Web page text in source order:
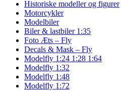
Historiske modeller og figurer
Motorcykler
Modelbiler
Biler & lastbiler 1:35
Foto Æts – Fly
Decals & Mask – Fly
Modelfly 1:24 1:28 1:64
Modelfly 1:32
Modelfly 1:48
Modelfly 1:72